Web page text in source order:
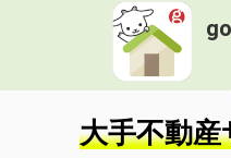
大手不動産